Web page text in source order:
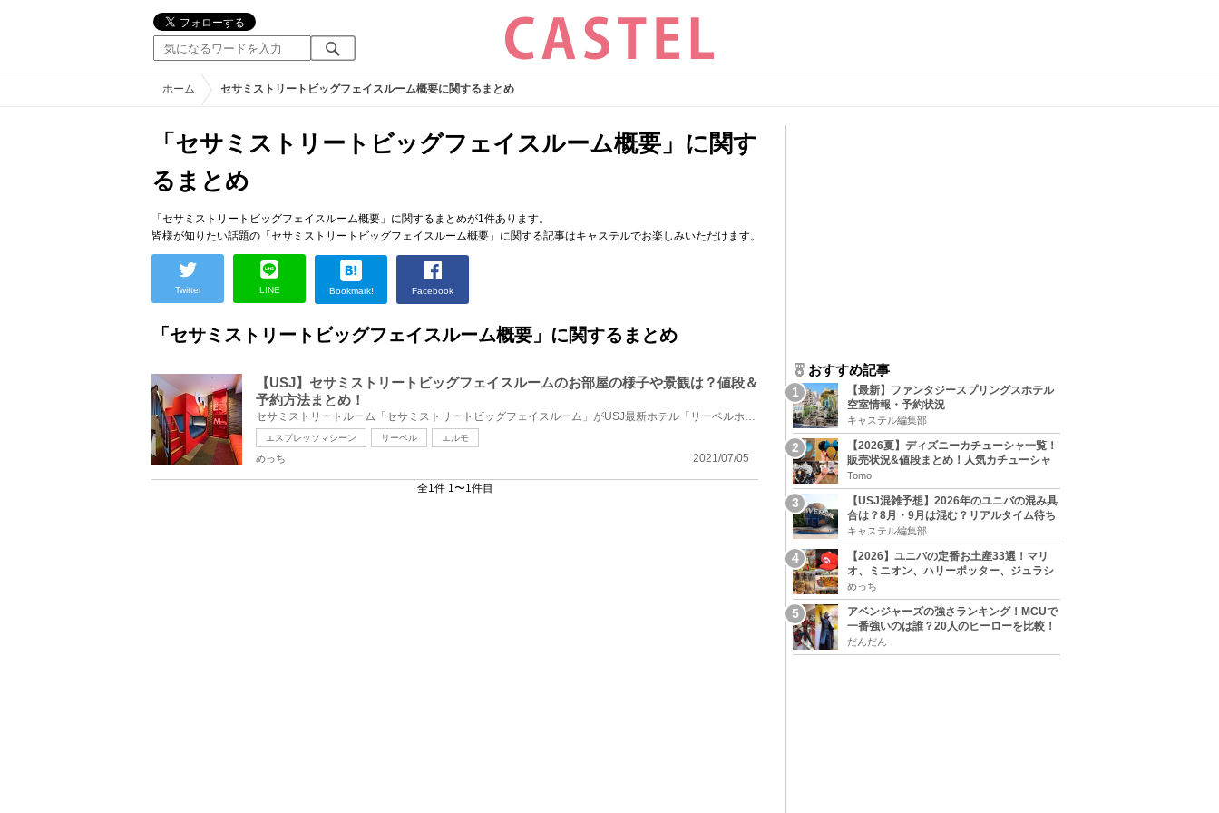
ホーム セサミストリートビッグフェイスルーム概要に関するまとめ
「セサミストリートビッグフェイスルーム概要」に関す
るまとめ
「セサミストリートビッグフェイスルーム概要」に関するまとめが1件あります。
皆様が知りたい話題の「セサミストリートビッグフェイスルーム概要」に関する記事はキャステルでお楽しみいただけます。
Twitter LINE Bookmark! Facebook
「セサミストリートビッグフェイスルーム概要」に関するまとめ
【USJ】セサミストリートビッグフェイスルームのお部屋の様子や景観は？値段＆
予約方法まとめ！
セサミストリートルーム「セサミストリートビッグフェイスルーム」がUSJ最新ホテル「リーベルホテルアッ...
エスプレッソマシーン リーベル エルモ
2021/07/05
めっち
全1件 1〜1件目
おすすめ記事
【最新】ファンタジースプリングスホテル
空室情報・予約状況
キャステル編集部
【2026夏】ディズニーカチューシャ一覧！
販売状況&値段まとめ！人気カチューシャ
をチェック
Tomo
【USJ混雑予想】2026年のユニバの混み具
合は？8月・9月は混む？リアルタイム待ち
時間アプリも
キャステル編集部
【2026】ユニバの定番お土産33選！マリ
オ、ミニオン、ハリーポッター、ジュラシ
ックパーク、セサミ、SINGなどのグッズ情
報
めっち
アベンジャーズの強さランキング！MCUで
一番強いのは誰？20人のヒーローを比較！
だんだん